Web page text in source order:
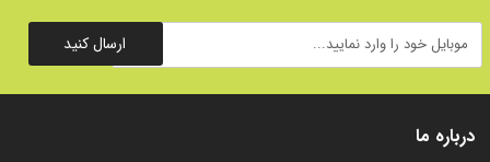
درباره ما
ارسال کنید